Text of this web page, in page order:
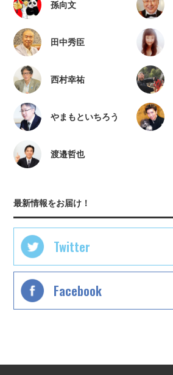
孫向文
田中秀臣
西村幸祐
やまもといちろう
渡邉哲也
最新情報をお届け！
Twitter
Facebook